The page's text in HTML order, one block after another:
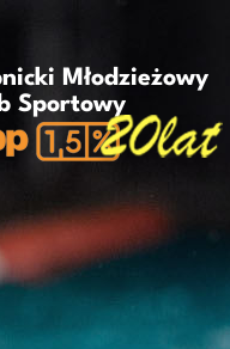
Młodzieżowy
Sportowy